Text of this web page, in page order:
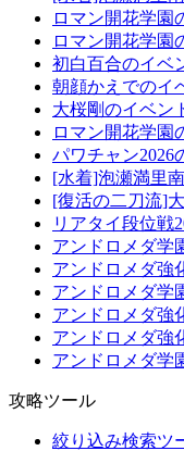
ロマン開花学園
ロマン開花学園
初白百合のイベ
朝顔かえでのイ
大桜剛のイベン
ロマン開花学園
パワチャン2026
[水着]泡瀬満里
[復活の二刀流]
リアタイ段位戦
アンドロメダ学
アンドロメダ強
アンドロメダ学
アンドロメダ強
アンドロメダ強
アンドロメダ学
攻略ツール
絞り込み検索ツ